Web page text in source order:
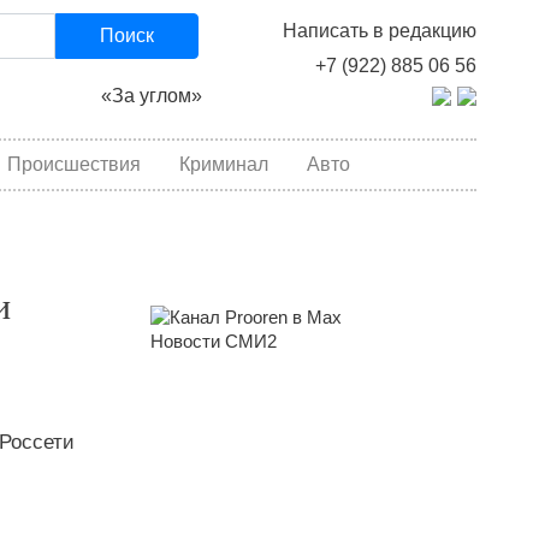
Написать в редакцию
+7 (922) 885 06 56
Поиск
«За углом»
Происшествия Криминал Авто
Новости СМИ2